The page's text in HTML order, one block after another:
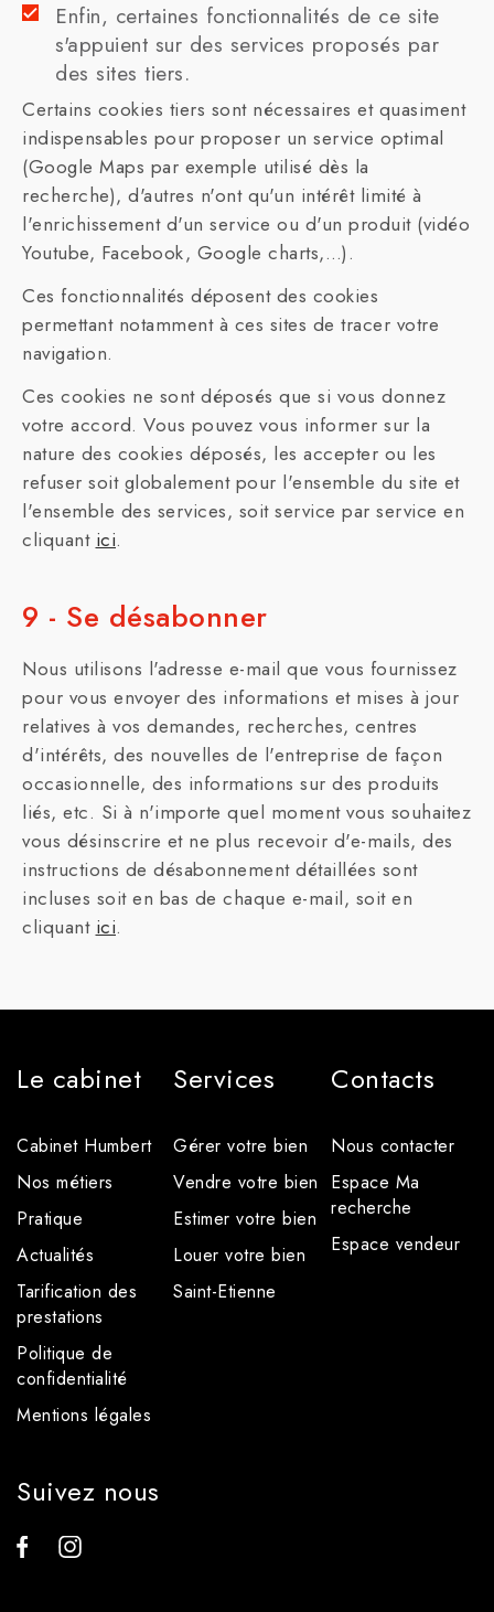
Enfin, certaines fonctionnalités de ce site
s'appuient sur des services proposés par
des sites tiers.
Certains cookies tiers sont nécessaires et quasiment
indispensables pour proposer un service optimal
(Google Maps par exemple utilisé dès la
recherche), d'autres n'ont qu'un intérêt limité à
l'enrichissement d'un service ou d'un produit (vidéo
Youtube, Facebook, Google charts,…).
Ces fonctionnalités déposent des cookies
permettant notamment à ces sites de tracer votre
navigation.
Ces cookies ne sont déposés que si vous donnez
votre accord. Vous pouvez vous informer sur la
nature des cookies déposés, les accepter ou les
refuser soit globalement pour l'ensemble du site et
l'ensemble des services, soit service par service en
cliquant ici.
9 - Se désabonner
Nous utilisons l'adresse e-mail que vous fournissez
pour vous envoyer des informations et mises à jour
relatives à vos demandes, recherches, centres
d'intérêts, des nouvelles de l'entreprise de façon
occasionnelle, des informations sur des produits
liés, etc. Si à n'importe quel moment vous souhaitez
vous désinscrire et ne plus recevoir d'e-mails, des
instructions de désabonnement détaillées sont
incluses soit en bas de chaque e-mail, soit en
cliquant ici.
Le cabinet
Cabinet Humbert
Nos métiers
Pratique
Actualités
Tarification des
prestations
Politique de
confidentialité
Mentions légales
Services
Gérer votre bien
Vendre votre bien
Estimer votre bien
Louer votre bien
Saint-Etienne
Contacts
Nous contacter
Espace Ma
recherche
Espace vendeur
Suivez nous